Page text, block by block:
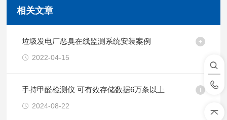
相关文章
垃圾发电厂恶臭在线监测系统安装案例
2022-04-15
手持甲醛检测仪 可有效存储数据6万条以上
2024-08-22